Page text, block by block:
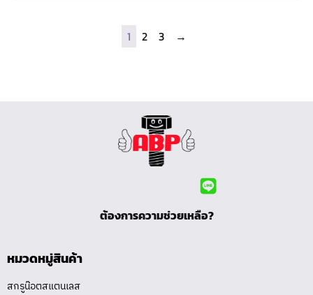
1 2 3 →
ต้องการความช่วยเหลือ?
หมวดหมู่สินค้า
สกรูน๊อตสแตนเลส